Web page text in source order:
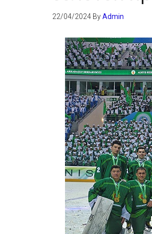
22/04/2024 ByAdmin